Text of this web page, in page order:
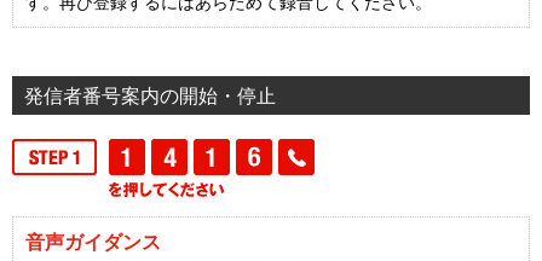
発信者番号案内の開始・停止
音声ガイダンス